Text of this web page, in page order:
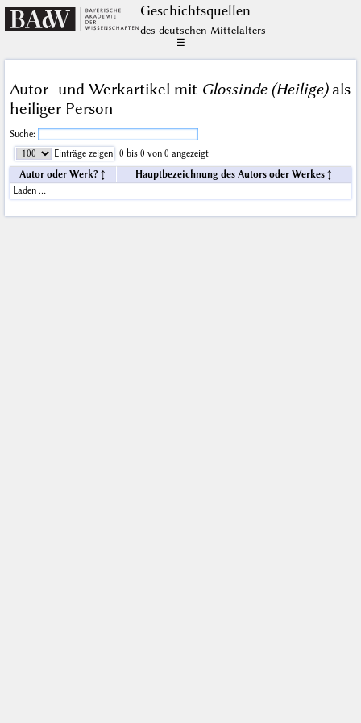
Geschichts­quellen
des deutschen Mittelalters
☰
Autor- und Werkartikel mit Glossinde (Heilige)als
heiliger Person
Suche:
Einträge zeigen
0 bis 0 von 0 angezeigt
Autor oder Werk?
Hauptbezeichnung des Autors oder Werkes
Laden …